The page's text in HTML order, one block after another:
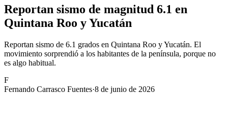
Reportan sismo de magnitud 6.1 en
Quintana Roo y Yucatán
Reportan sismo de 6.1 grados en Quintana Roo y Yucatán. El
movimiento sorprendió a los habitantes de la península, porque no
es algo habitual.
F
Fernando Carrasco Fuentes·8 de junio de 2026